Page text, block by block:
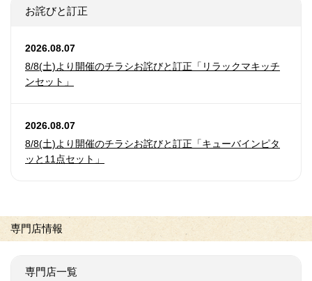
お詫びと訂正
2026.08.07
8/8(土)より開催のチラシお詫びと訂正「リラックマキッチ
ンセット」
2026.08.07
8/8(土)より開催のチラシお詫びと訂正「キューバインピタ
ッと11点セット」
専門店情報
専門店一覧